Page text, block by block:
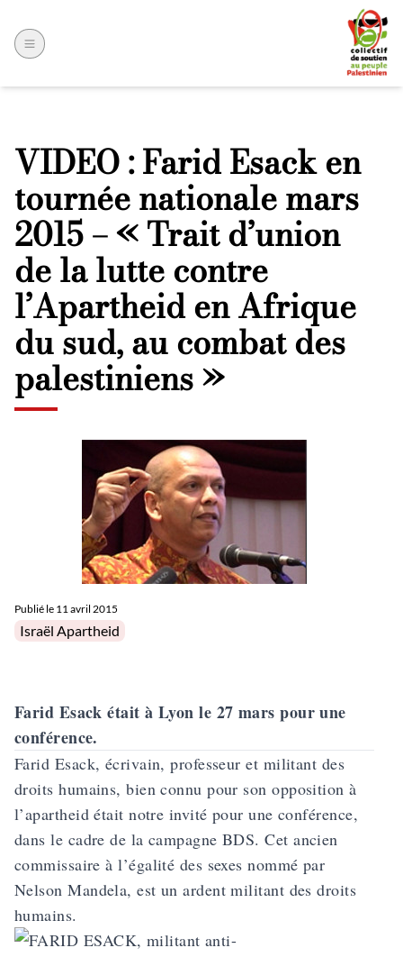
VIDEO : Farid Esack en
tournée nationale mars
2015 – « Trait d’union
de la lutte contre
l’Apartheid en Afrique
du sud, au combat des
palestiniens »
Publié le 11 avril 2015
Posted in
Israël Apartheid
Farid Esack était à Lyon le 27 mars pour une
conférence.
Farid Esack, écrivain, professeur et militant des
droits humains, bien connu pour son opposition à
l’apartheid était notre invité pour une conférence,
dans le cadre de la campagne BDS. Cet ancien
commissaire à l’égalité des sexes nommé par
Nelson Mandela, est un ardent militant des droits
humains.